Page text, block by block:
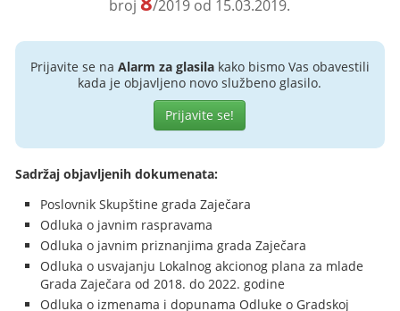
broj /2019 od 15.03.2019.
Prijavite se na Alarm za glasilakako bismo Vas obavestili
kada je objavljeno novo službeno glasilo.
Prijavite se!
Sadržaj objavljenih dokumenata:
Poslovnik Skupštine grada Zaječara
Odluka o javnim raspravama
Odluka o javnim priznanjima grada Zaječara
Odluka o usvajanju Lokalnog akcionog plana za mlade
Grada Zaječara od 2018. do 2022. godine
Odluka o izmenama i dopunama Odluke o Gradskoj